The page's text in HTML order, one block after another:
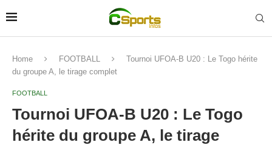
Home FOOTBALL
Tournoi UFOA-B U20 : Le Togo hérite
du groupe A, le tirage complet
FOOTBALL
Tournoi UFOA-B U20 : Le Togo
hérite du groupe A, le tirage